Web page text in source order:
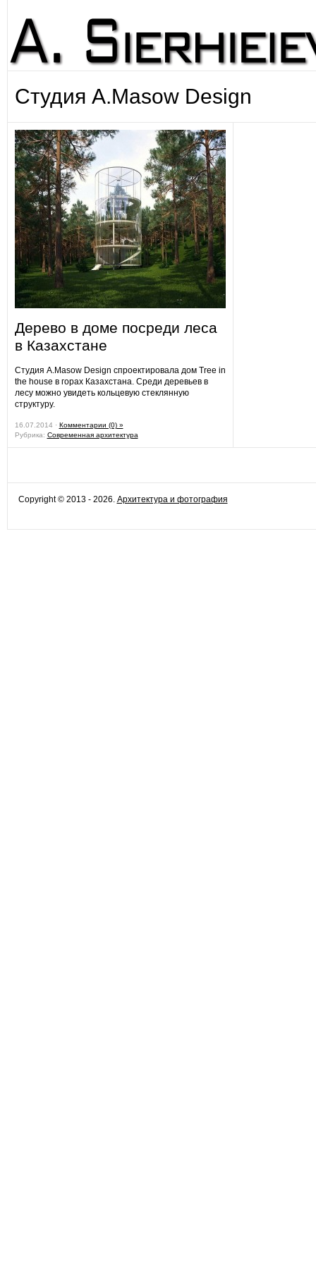
Студия A.Masow Design
Дерево в доме посреди леса
в Казахстане
Студия A.Masow Design спроектировала дом Tree in
the house в горах Казахстана. Среди деревьев в
лесу можно увидеть кольцевую стеклянную
структуру.
16.07.2014 · Комментарии (0) »
Рубрика: Современная архитектура
Copyright © 2013 - 2026. Архитектура и фотография